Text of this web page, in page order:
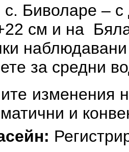
Биволаре –
см и на
за средни
изменения
и